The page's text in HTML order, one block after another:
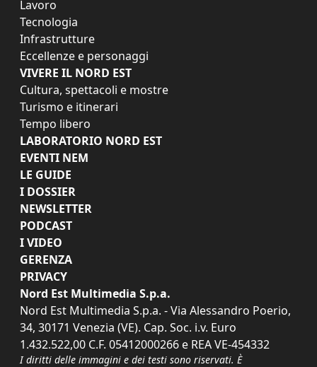
Lavoro
Tecnologia
Infrastrutture
Eccellenze e personaggi
VIVERE IL NORD EST
Cultura, spettacoli e mostre
Turismo e itinerari
Tempo libero
LABORATORIO NORD EST
EVENTI NEM
LE GUIDE
I DOSSIER
NEWSLETTER
PODCAST
I VIDEO
GERENZA
PRIVACY
Nord Est Multimedia S.p.a.
Nord Est Multimedia S.p.a. - Via Alessandro Poerio,
34, 30171 Venezia (VE). Cap. Soc. i.v. Euro
1.432.522,00 C.F. 05412000266 e REA VE-454332
I diritti delle immagini e dei testi sono riservati. È